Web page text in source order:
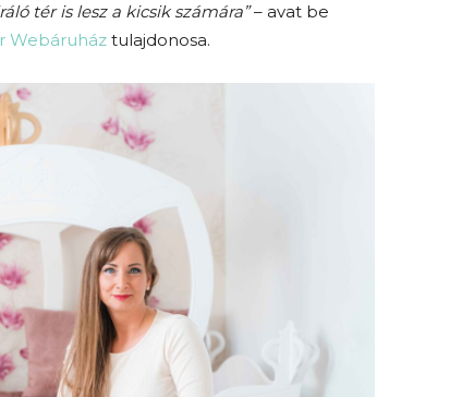
tér is lesz a kicsik számára”– avat be
Webáruház tulajdonosa.